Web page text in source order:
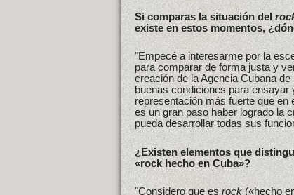
Si comparas la situación del
existe en estos momentos,
"Empecé a interesarme por la
para comparar de forma justa y
creación de la Agencia Cubana
buenas condiciones para
representación más fuerte que en
es un gran paso haber logrado la
pueda desarrollar todas sus
¿Existen elementos que
«rock hecho en Cuba»?
"Considero que esrock(«hecho